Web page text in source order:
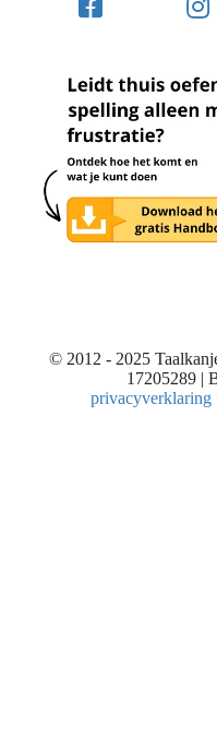
© 2012 - 2025
17205289 |
privacyverklaring